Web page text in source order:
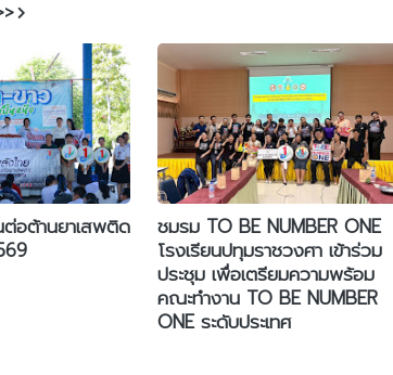
อต้านยาเสพติด
ชมรม TO BE NUMBER ONE
โรงเรียนปทุมราชวงศา เข้าร่วม
ประชุม เพื่อเตรียมความพร้อม
คณะทำงาน TO BE NUMBER
ONE ระดับประเทศ